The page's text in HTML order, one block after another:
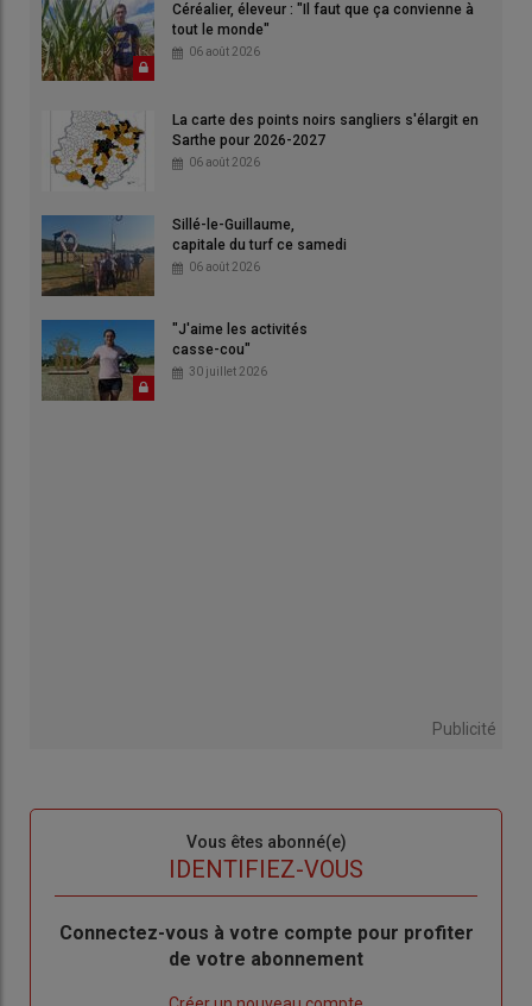
Céréalier, éleveur : "Il faut que ça convienne à
tout le monde"
06 août 2026
La carte des points noirs sangliers s'élargit en
Sarthe pour 2026-2027
06 août 2026
Sillé-le-Guillaume,
capitale du turf ce samedi
06 août 2026
"J'aime les activités
casse-cou"
30 juillet 2026
Publicité
Vous êtes abonné(e)
IDENTIFIEZ-VOUS
Body
Connectez-vous à votre compte pour profiter
de votre abonnement